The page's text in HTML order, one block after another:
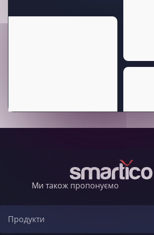
Ми також пропонуємо
Продукти